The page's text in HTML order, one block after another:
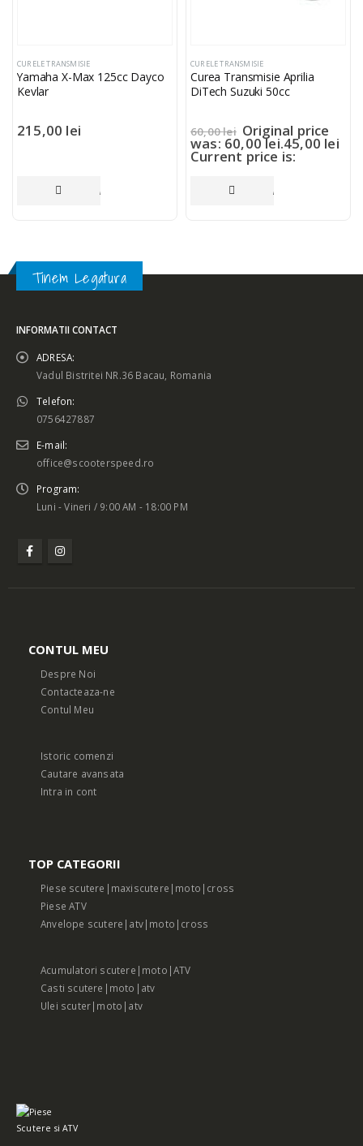
CURELE TRANSMISIE
Yamaha X-Max 125cc Dayco
Kevlar
215,00 lei
ADAUGĂ ÎN COȘ
CURELE TRANSMISIE
Curea Transmisie Aprilia
DiTech Suzuki 50cc
60,00lei Original price
was: 60,00 lei.45,00 lei
Current price is:
45,00 lei.
ADAUGĂ ÎN COȘ
Tinem Legatura
INFORMATII CONTACT
ADRESA:
Vadul Bistritei NR.36 Bacau, Romania
Telefon:
0756427887
E-mail:
office@scooterspeed.ro
Program:
Luni - Vineri / 9:00 AM - 18:00 PM
CONTUL MEU
Despre Noi
Contacteaza-ne
Contul Meu
Istoric comenzi
Cautare avansata
Intra in cont
TOP CATEGORII
Piese scutere|maxiscutere|moto|cross
Piese ATV
Anvelope scutere|atv|moto|cross
Acumulatori scutere|moto|ATV
Casti scutere|moto|atv
Ulei scuter|moto|atv